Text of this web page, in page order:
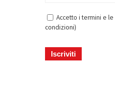
Accetto i termini e
condizioni)